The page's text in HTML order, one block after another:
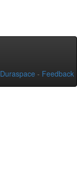
Duraspace - Feedback